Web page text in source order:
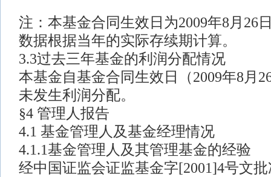
注：本基金合同生效日为2009年8月26
数据根据当年的实际存续期计算。
3.3过去三年基金的利润分配情况
本基金自基金合同生效日（2009年8月
未发生利润分配。
§4 管理人报告
4.1 基金管理人及基金经理情况
4.1.1基金管理人及其管理基金的经验
经中国证监会证监基金字[2001]4号文